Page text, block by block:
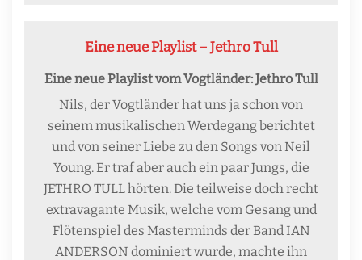
Eine neue Playlist – Jethro Tull
Eine neue Playlist vom Vogtländer: Jethro Tull
Nils, der Vogtländer hat uns ja schon von
seinem musikalischen Werdegang berichtet
und von seiner Liebe zu den Songs von Neil
Young. Er traf aber auch ein paar Jungs, die
JETHRO TULL hörten. Die teilweise doch recht
extravagante Musik, welche vom Gesang und
Flötenspiel des Masterminds der Band IAN
ANDERSON dominiert wurde, machte ihn